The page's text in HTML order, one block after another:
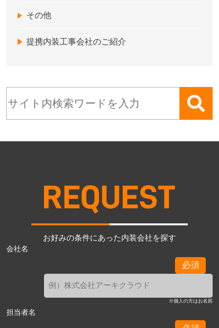
その他
提携内装工事会社のご紹介
お好みの条件にあった内装会社を探す
会社名
必須
※個人の方はお名前
担当者名